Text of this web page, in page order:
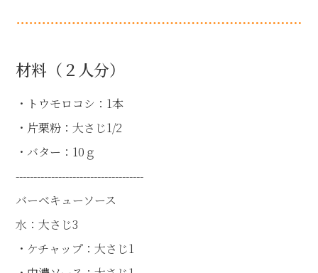
材料（２人分）
・トウモロコシ：1本
・片栗粉：大さじ1/2
・バター：10ｇ
------------------------------------
バーベキューソース
水：大さじ3
・ケチャップ：大さじ1